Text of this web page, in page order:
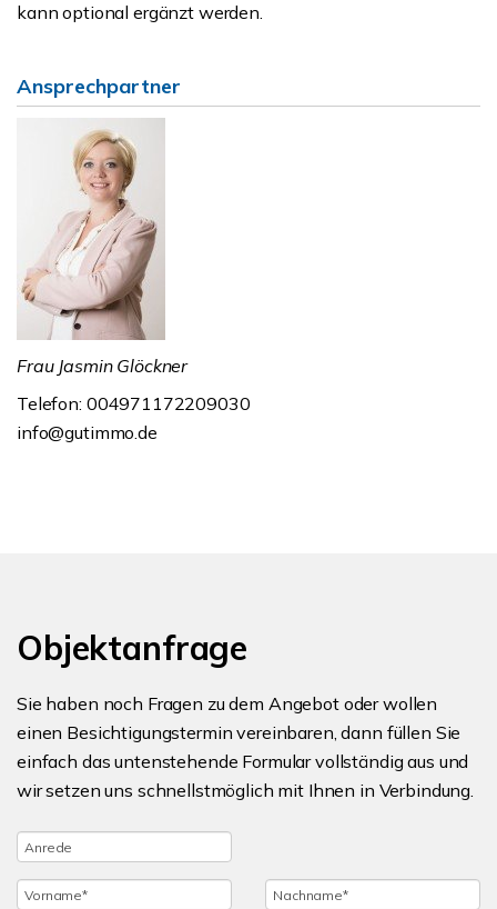
kann optional ergänzt werden.
Ansprechpartner
Frau Jasmin Glöckner
Telefon: 004971172209030
info@gutimmo.de
Objektanfrage
Sie haben noch Fragen zu dem Angebot oder wollen
einen Besichtigungstermin vereinbaren, dann füllen Sie
einfach das untenstehende Formular vollständig aus und
wir setzen uns schnellstmöglich mit Ihnen in Verbindung.